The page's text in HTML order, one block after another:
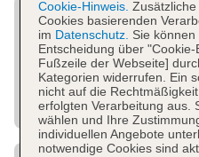
Cookie-Hinweis.
Cookies basierenden
im Datenschutz. Sie
Entscheidung über
Fußzeile der Webseite]
Kategorien widerrufen. Ein
nicht auf die
erfolgten Verarbeitung aus.
wählen und Ihre
individuellen Angebote
notwendige Cookies sind